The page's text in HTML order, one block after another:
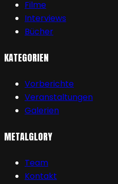
Filme
Interviews
Bücher
KATEGORIEN
Vorberichte
Veranstaltungen
Galerien
METALGLORY
Team
Kontakt